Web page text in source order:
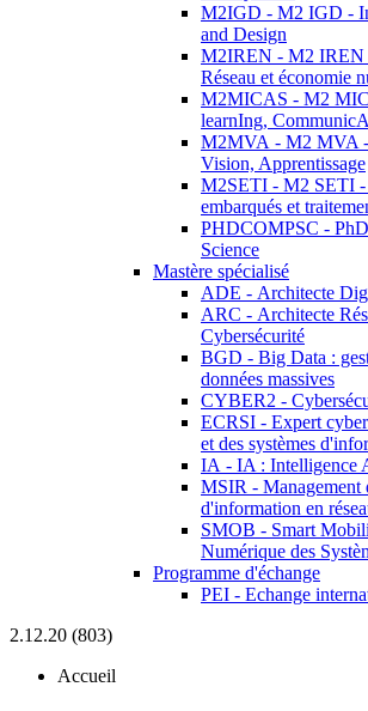
M2IGD - M2 IGD -
and Design
M2IREN - M2 IREN
Réseau et économie
M2MICAS - M2
learnIng,
M2MVA - M2 MVA -
Vision, Apprentissage
M2SETI - M2 SETI -
embarqués et
PHDCOMPSC -
Science
Mastère spécialisé
ADE - Architecte
ARC - Architecte
Cybersécurité
BGD - Big Data :
données massives
CYBER2 -
ECRSI - Expert
et des systèmes
IA - IA : Intelligence
MSIR - Management
d'information en
SMOB - Smart
Numérique des
Programme d'échange
PEI - Echange
2.12.20 (803)
Accueil